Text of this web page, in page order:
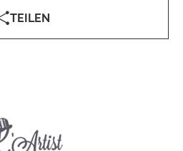
TEILEN